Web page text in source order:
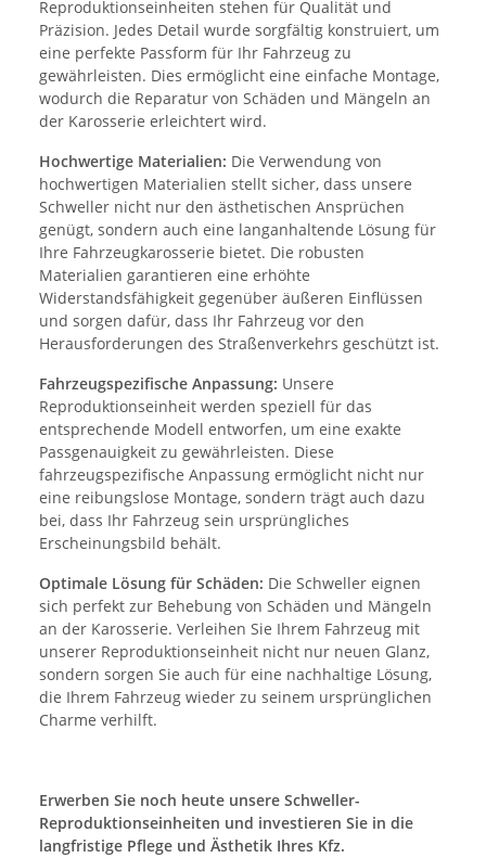
Reproduktionseinheiten stehen für Qualität und
Präzision. Jedes Detail wurde sorgfältig konstruiert, um
eine perfekte Passform für Ihr Fahrzeug zu
gewährleisten. Dies ermöglicht eine einfache Montage,
wodurch die Reparatur von Schäden und Mängeln an
der Karosserie erleichtert wird.
Hochwertige Materialien: Die Verwendung von
hochwertigen Materialien stellt sicher, dass unsere
Schweller nicht nur den ästhetischen Ansprüchen
genügt, sondern auch eine langanhaltende Lösung für
Ihre Fahrzeugkarosserie bietet. Die robusten
Materialien garantieren eine erhöhte
Widerstandsfähigkeit gegenüber äußeren Einflüssen
und sorgen dafür, dass Ihr Fahrzeug vor den
Herausforderungen des Straßenverkehrs geschützt ist.
Fahrzeugspezifische Anpassung: Unsere
Reproduktionseinheit werden speziell für das
entsprechende Modell entworfen, um eine exakte
Passgenauigkeit zu gewährleisten. Diese
fahrzeugspezifische Anpassung ermöglicht nicht nur
eine reibungslose Montage, sondern trägt auch dazu
bei, dass Ihr Fahrzeug sein ursprüngliches
Erscheinungsbild behält.
Optimale Lösung für Schäden: Die Schweller eignen
sich perfekt zur Behebung von Schäden und Mängeln
an der Karosserie. Verleihen Sie Ihrem Fahrzeug mit
unserer Reproduktionseinheit nicht nur neuen Glanz,
sondern sorgen Sie auch für eine nachhaltige Lösung,
die Ihrem Fahrzeug wieder zu seinem ursprünglichen
Charme verhilft.
Erwerben Sie noch heute unsere Schweller-
Reproduktionseinheiten und investieren Sie in die
langfristige Pflege und Ästhetik Ihres Kfz.